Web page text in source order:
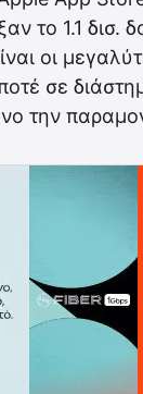
το 1.1 δισ.
οι
σε
την